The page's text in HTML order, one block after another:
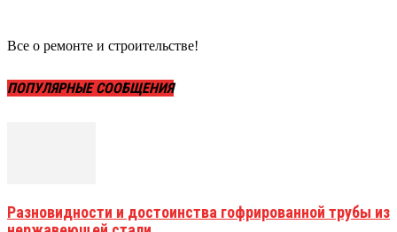
Все о ремонте и строительстве!
ПОПУЛЯРНЫЕ СООБЩЕНИЯ
Разновидности и достоинства гофрированной трубы из